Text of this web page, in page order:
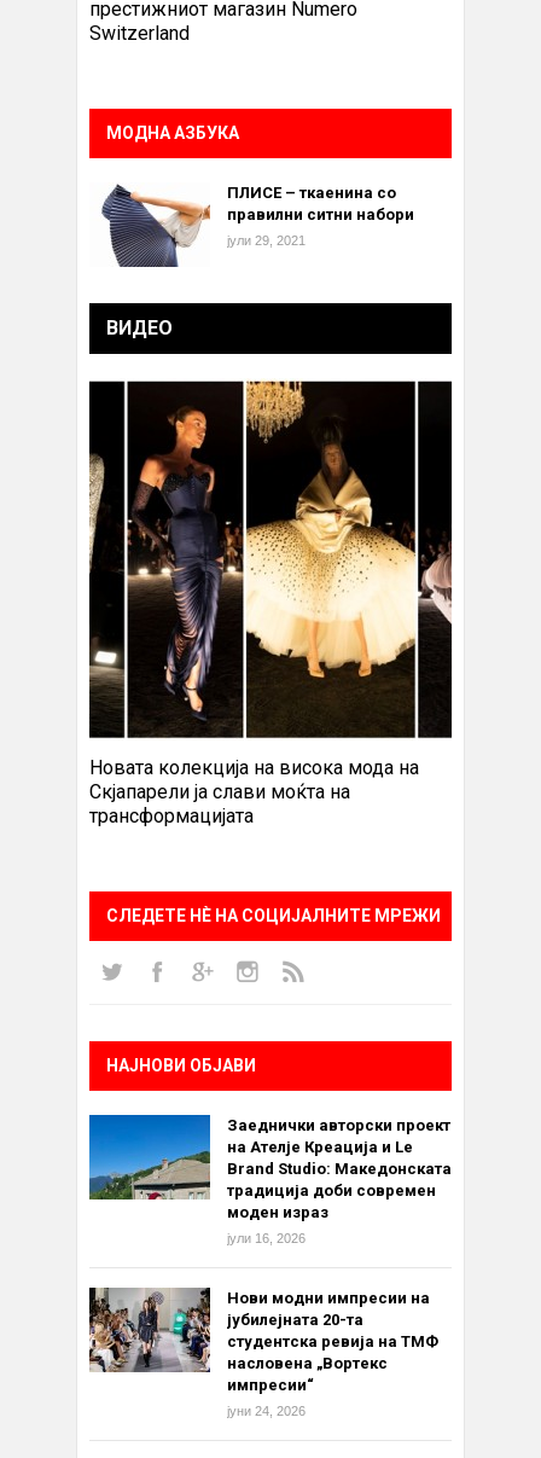
престижниот магазин Numero
Switzerland
МОДНА АЗБУКА
ПЛИСЕ – ткаенина со
правилни ситни набори
јули 29, 2021
ВИДЕО
Новата колекција на висока мода на
Скјапарели ја слави моќта на
трансформацијата
СЛЕДЕТЕ НÈ НА СОЦИЈАЛНИТЕ МРЕЖИ
НАЈНОВИ ОБЈАВИ
Заеднички авторски проект
на Ателје Креација и Le
Brand Studio: Македонската
традиција доби современ
моден израз
јули 16, 2026
Нови модни импресии на
јубилејната 20-та
студентска ревија на ТМФ
насловена „Вортекс
импресии“
јуни 24, 2026